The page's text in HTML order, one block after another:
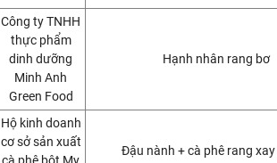
Công ty TNHH
thực phẩm
dinh dưỡng
Minh Anh
Green Food
Hạnh nhân rang bơ
Hộ kinh doanh
cơ sở sản xuất
cà phê bột My
Đậu nành + cà phê rang